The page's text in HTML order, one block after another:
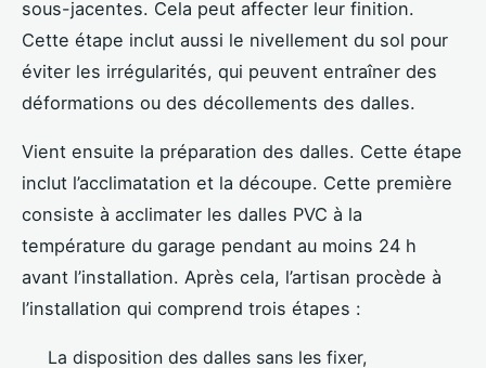
sous-jacentes. Cela peut affecter leur finition.
Cette étape inclut aussi le nivellement du sol pour
éviter les irrégularités, qui peuvent entraîner des
déformations ou des décollements des dalles.
Vient ensuite la préparation des dalles. Cette étape
inclut l’acclimatation et la découpe. Cette première
consiste à acclimater les dalles PVC à la
température du garage pendant au moins 24 h
avant l’installation. Après cela, l’artisan procède à
l’installation qui comprend trois étapes :
La disposition des dalles sans les fixer,